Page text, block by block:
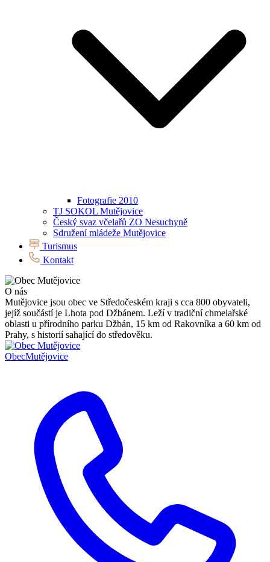
Fotografie 2010
TJ SOKOL Mutějovice
Český svaz včelařů ZO Nesuchyně
Sdružení mládeže Mutějovice
Turismus
Kontakt
O nás
Mutějovice jsou obec ve Středočeském kraji s cca 800 obyvateli,
jejíž součástí je Lhota pod Džbánem. Leží v tradiční chmelařské
oblasti u přírodního parku Džbán, 15 km od Rakovníka a 60 km od
Prahy, s historií sahající do středověku.
ObecMutějovice